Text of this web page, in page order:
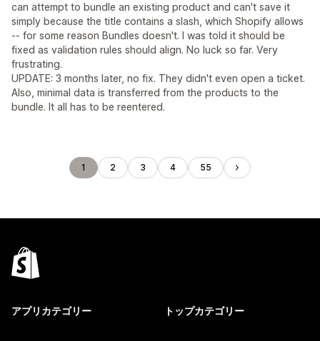
can attempt to bundle an existing product and can't save it
simply because the title contains a slash, which Shopify allows
-- for some reason Bundles doesn't. I was told it should be
fixed as validation rules should align. No luck so far. Very
frustrating.
UPDATE: 3 months later, no fix. They didn't even open a ticket.
Also, minimal data is transferred from the products to the
bundle. It all has to be reentered.
1 2 3 4 55
アプリカテゴリー トップカテゴリー